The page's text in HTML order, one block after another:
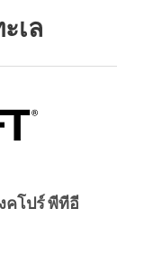
เล
คโปร์ พีทีอี